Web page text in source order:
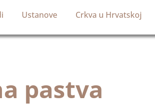
Ustanove Crkva u Hrvatskoj
pastva